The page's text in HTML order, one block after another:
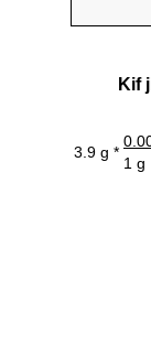
Kif
3.9 g *
1 g